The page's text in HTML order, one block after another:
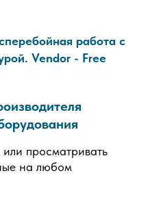
работа с
Vendor - Free
или просматривать
на любом